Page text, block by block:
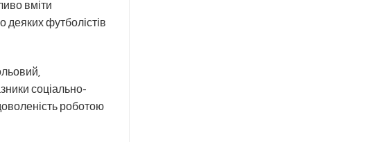
вміти
деяких фут­болістів
соціально-
роботою